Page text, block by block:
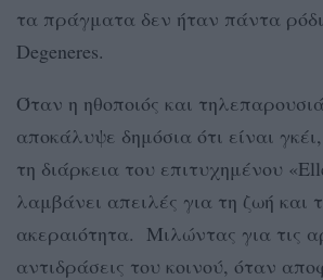
τα πράγματα δεν ήταν πάντα
Degeneres.
Όταν η ηθοποιός και
αποκάλυψε δημόσια ότι είναι
τη διάρκεια του επιτυχημένου
λαμβάνει απειλές για τη ζωή και
ακεραιότητα. Μιλώντας για τις
αντιδράσεις του κοινού, όταν